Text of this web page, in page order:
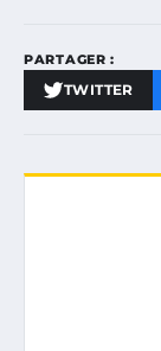
PARTAGER :
TWITTER